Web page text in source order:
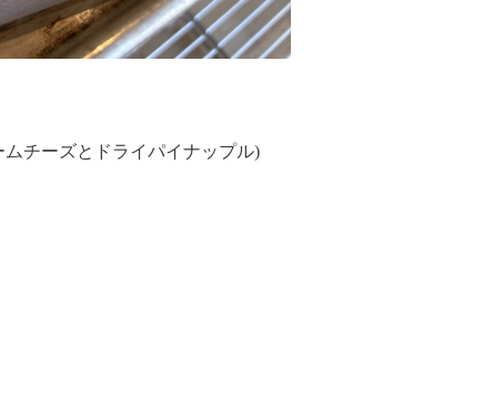
チーズとドライパイナップル)